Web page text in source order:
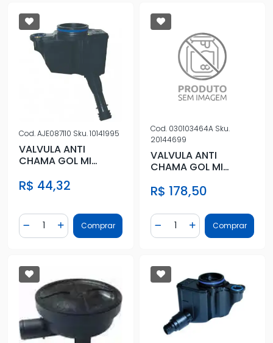
Cod.AJE087110 Sku.10141995
VALVULA ANTI
CHAMA GOL MI
R$ 44,32
Diminuir Quantidade
Quantidade
Adicionar Quantidade
Comprar
Cod. 030103464A Sku.
20144699
VALVULA ANTI
CHAMA GOL MI
R$ 178,50
Diminuir Quantidade
Quantidade
AdicionarComprar